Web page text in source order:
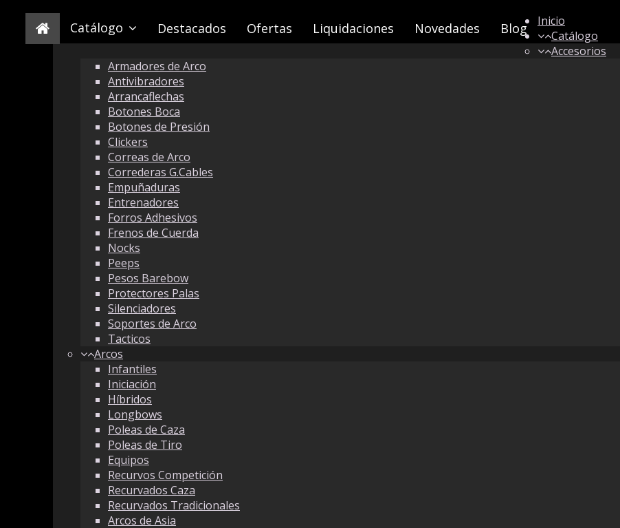
Catálogo Destacados Ofertas Liquidaciones Novedades Blog
Inicio
Catálogo
Accesorios
Armadores de Arco
Antivibradores
Arrancaflechas
Botones Boca
Botones de Presión
Clickers
Correas de Arco
Correderas G.Cables
Empuñaduras
Entrenadores
Forros Adhesivos
Frenos de Cuerda
Nocks
Peeps
Pesos Barebow
Protectores Palas
Silenciadores
Soportes de Arco
Tacticos
Arcos
Infantiles
Iniciación
Híbridos
Longbows
Poleas de Caza
Poleas de Tiro
Equipos
Recurvos Competición
Recurvados Caza
Recurvados Tradicionales
Arcos de Asia